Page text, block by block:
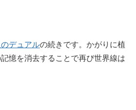
デュアルの続きです。かがりに植
憶を消去することで再び世界線は